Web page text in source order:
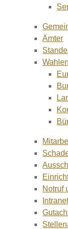
Ämter
Wahlen
Notruf